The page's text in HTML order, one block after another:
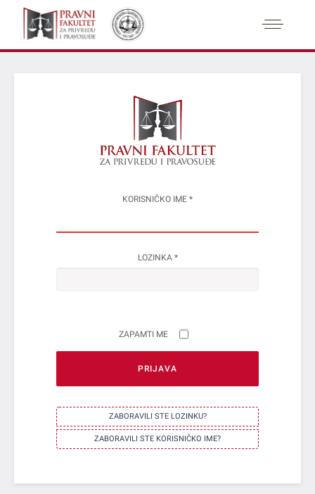
KORISNIČKO IME *
LOZINKA *
ZAPAMTI ME
PRIJAVA
ZABORAVILI STE LOZINKU?
ZABORAVILI STE KORISNIČKO IME?